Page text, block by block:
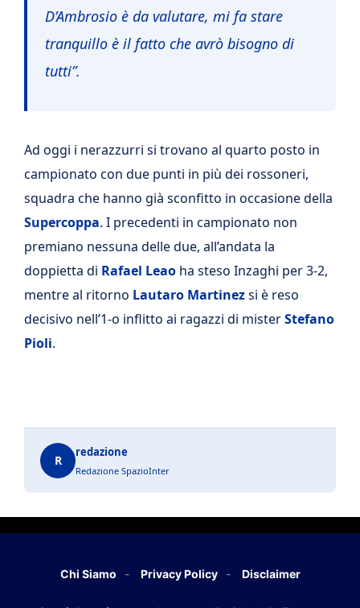
D’Ambrosio è da valutare, mi fa stare
tranquillo è il fatto che avrò bisogno di
tutti”.
Ad oggi i nerazzurri si trovano al quarto posto in
campionato con due punti in più dei rossoneri,
squadra che hanno già sconfitto in occasione della
Supercoppa. I precedenti in campionato non
premiano nessuna delle due, all’andata la
doppietta di Rafael Leao ha steso Inzaghi per 3-2,
mentre al ritorno Lautaro Martinezsi è reso
decisivo nell’1-o inflitto ai ragazzi di misterStefano
Pioli.
R
redazione
Redazione SpazioInter
Chi Siamo Privacy Policy Disclaimer